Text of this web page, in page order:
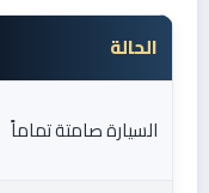
الحالة
السيارة صامتة تماماً